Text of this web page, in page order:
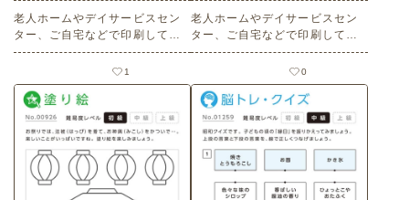
老人ホームやデイサービスセン
ター、ご自宅などで印刷してお
使いいただける無料の高齢者向
け介護レク素材 2026年8月の塗
り絵カレンダー「盆踊り」（カ
レンダー作り・中級）です。 関
連キーワード：浴衣・女の子・
伝統行事・地域活動・音頭・文
化
1
老人ホームやデイサービスセン
ター、ご自宅などで印刷してお
使いいただける無料の高齢者向
け介護レク素材 2026年7月の塗
り絵カレンダー「花火」（カレ
ンダー作り・上級）です。 関連
キーワード：七月・文月・Jul
y・７月・はなび・夜空・打ち上
げ・夏の風物詩
0